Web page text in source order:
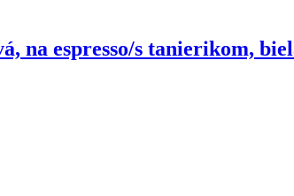
na espresso/s tanierikom,